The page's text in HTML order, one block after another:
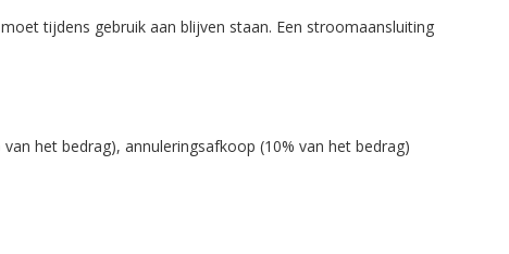
tijdens gebruik aan blijven staan. Een stroomaansluiting
het bedrag), annuleringsafkoop (10% van het bedrag)